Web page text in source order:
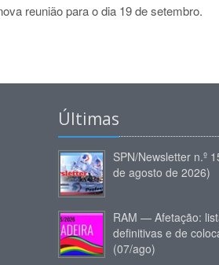
reunião para o dia 19 de setembro.
Últimas
SPN/Newsletter n.º
de agosto de 2026)
RAM — Afetação:
definitivas e de
(07/ago)